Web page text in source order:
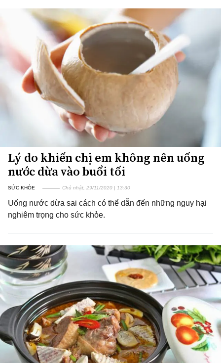
Lý do khiến chị em không nên uống
nước dừa vào buổi tối
SỨC KHỎE Chủ nhật, 29/11/2020 | 13:30
Uống nước dừa sai cách có thể dẫn đến những nguy hại
nghiêm trọng cho sức khỏe.